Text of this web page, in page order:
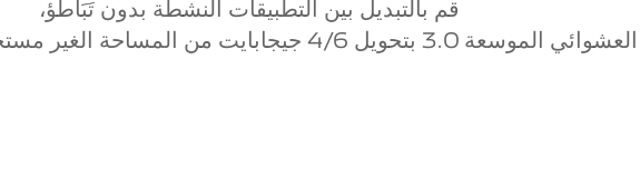
قم بالتبديل بين التطبيقات النشطة بدون تَبَاطُؤ،
الغير مستخدمة إلى ذاكرة وصول عشوائي إضافية